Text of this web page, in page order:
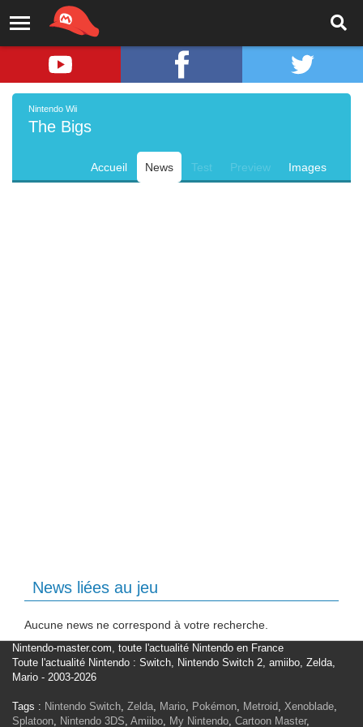
Nintendo Wii
The Bigs
Accueil News Test Preview Images
News liées au jeu
Aucune news ne correspond à votre recherche.
Nintendo-master.com, toute l'actualité Nintendo en France
Toute l'actualité Nintendo : Switch, Nintendo Switch 2, amiibo, Zelda,
Mario - 2003-2026
Tags : Nintendo Switch, Zelda, Mario, Pokémon, Metroid, Xenoblade,
Splatoon, Nintendo 3DS, Amiibo, My Nintendo, Cartoon Master,